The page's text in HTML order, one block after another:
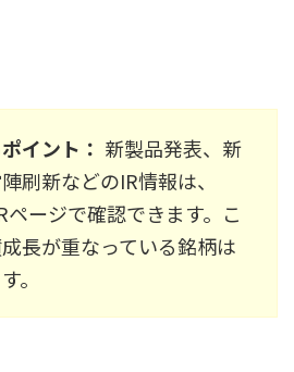
イント： 新製品発表、新
刷新などのIR情報は、
ージで確認できます。こ
長が重なっている銘柄は
。